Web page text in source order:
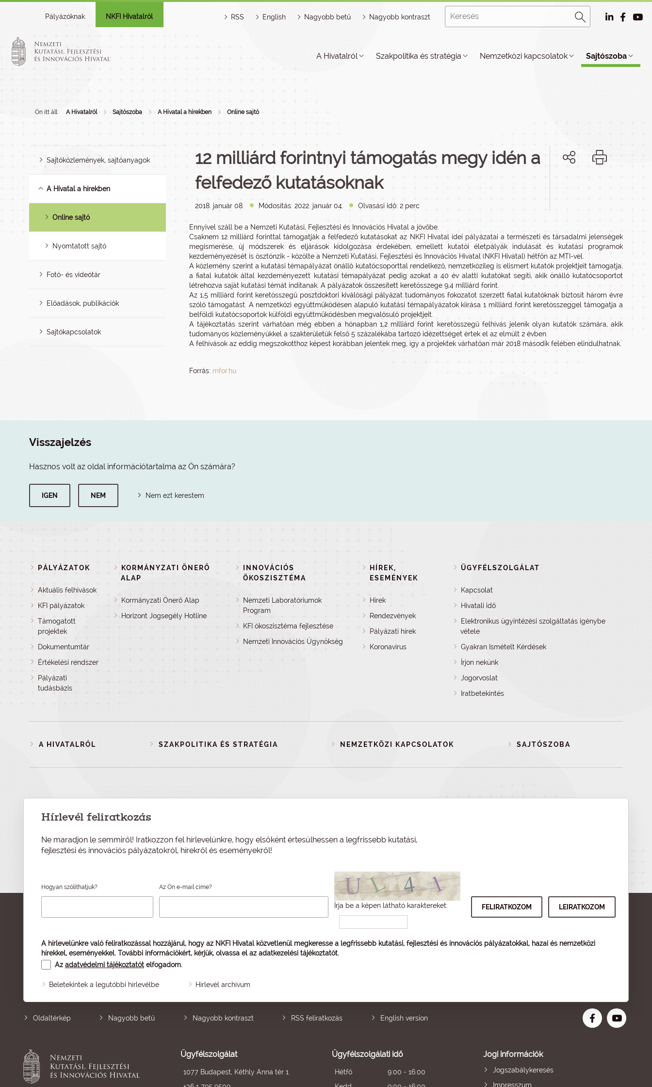
Pályázóknak NKFI Hivatalról RSS English Nagyobb betű Nagyobb kontraszt
A Hivatalról Szakpolitika és stratégia Nemzetközi kapcsolatok Sajtószoba
Ön itt áll: A Hivatalról Sajtószoba A Hivatal a hírekben Online sajtó
Sajtóközlemények, sajtóanyagok
A Hivatal a hírekben
Online sajtó
Nyomtatott sajtó
Fotó- és videótár
Előadások, publikációk
Sajtókapcsolatok
12 milliárd forintnyi támogatás megy idén a
felfedező kutatásoknak
2018. január 08. Módosítás: 2022. január 04. Olvasási idő: 2 perc
Ennyivel száll be a Nemzeti Kutatási, Fejlesztési és Innovációs Hivatal a jövőbe.
Csaknem 12 milliárd forinttal támogatják a felfedező kutatásokat az NKFI Hivatal idei pályázatai a természeti és társadalmi jelenségek
megismerése, új módszerek és eljárások kidolgozása érdekében, emellett kutatói életpályák indulását és kutatási programok
kezdeményezését is ösztönzik - közölte a Nemzeti Kutatási, Fejlesztési és Innovációs Hivatal (NKFI Hivatal) hétfőn az MTI-vel.
A közlemény szerint a kutatási témapályázat önálló kutatócsoporttal rendelkező, nemzetközileg is elismert kutatók projektjeit támogatja,
a fiatal kutatók által kezdeményezett kutatási témapályázat pedig azokat a 40 év alatti kutatókat segíti, akik önálló kutatócsoportot
létrehozva saját kutatási témát indítanak. A pályázatok összesített keretösszege 9,4 milliárd forint.
Az 1,5 milliárd forint keretösszegű posztdoktori kiválósági pályázat tudományos fokozatot szerzett fiatal kutatóknak biztosít három évre
szóló támogatást. A nemzetközi együttműködésen alapuló kutatási témapályázatok kiírása 1 milliárd forint keretösszeggel támogatja a
belföldi kutatócsoportok külföldi együttműködésben megvalósuló projektjeit.
A tájékoztatás szerint várhatóan még ebben a hónapban 1,2 milliárd forint keretösszegű felhívás jelenik olyan kutatók számára, akik
tudományos közleményükkel a szakterületük felső 5 százalékába tartozó idézettséget értek el az elmúlt 2 évben.
A felhívások az eddig megszokotthoz képest korábban jelentek meg, így a projektek várhatóan már 2018 második felében elindulhatnak.
Forrás: mfor.hu
Visszajelzés
Hasznos volt az oldal információtartalma az Ön számára?
IGEN NEM Nem ezt kerestem
PÁLYÁZATOK
Aktuális felhívások
KFI pályázatok
Támogatott
projektek
Dokumentumtár
Értékelési rendszer
Pályázati
tudásbázis
KORMÁNYZATI ÖNERŐ
ALAP
Kormányzati Önerő Alap
Horizont Jogsegély Hotline
INNOVÁCIÓS
ÖKOSZISZTÉMA
Nemzeti Laboratóriumok
Program
KFI ökoszisztéma fejlesztése
Nemzeti Innovációs Ügynökség
HÍREK,
ESEMÉNYEK
Hírek
Rendezvények
Pályázati hírek
Koronavírus
ÜGYFÉLSZOLGÁLAT
Kapcsolat
Hivatali idő
Elektronikus ügyintézési szolgáltatás igénybe
vétele
Gyakran Ismételt Kérdések
Írjon nekünk
Jogorvoslat
Iratbetekintés
A HIVATALRÓL SZAKPOLITIKA ÉS STRATÉGIA NEMZETKÖZI KAPCSOLATOK SAJTÓSZOBA
Hírlevél feliratkozás
Ne maradjon le semmiről! Iratkozzon fel hírlevelünkre, hogy elsőként értesülhessen a legfrissebb kutatási,
fejlesztési és innovációs pályázatokról, hírekről és eseményekről!
Hogyan szólíthatjuk? Az Ön e-mail címe?
Írja be a képen látható karaktereket:
A hírlevelünkre való feliratkozással hozzájárul, hogy az NKFI Hivatal közvetlenül megkeresse a legfrissebb kutatási, fejlesztési és innovációs pályázatokkal, hazai és nemzetközi
hírekkel, eseményekkel. További információkért, kérjük, olvassa el az adatkezelési tájékoztatót.
Az adatvédelmi tájékoztatót elfogadom.
Beletekintek a legutóbbi hírlevélbe Hírlevél archívum
Oldaltérkép Nagyobb betű Nagyobb kontraszt RSS feliratkozás English version
Ügyfélszolgálat
1077 Budapest, Kéthly Anna tér 1.
Ügyfélszolgálati idő
Hétfő
9:00 - 16:00
Jogi információk
Jogszabálykeresés
Impresszum